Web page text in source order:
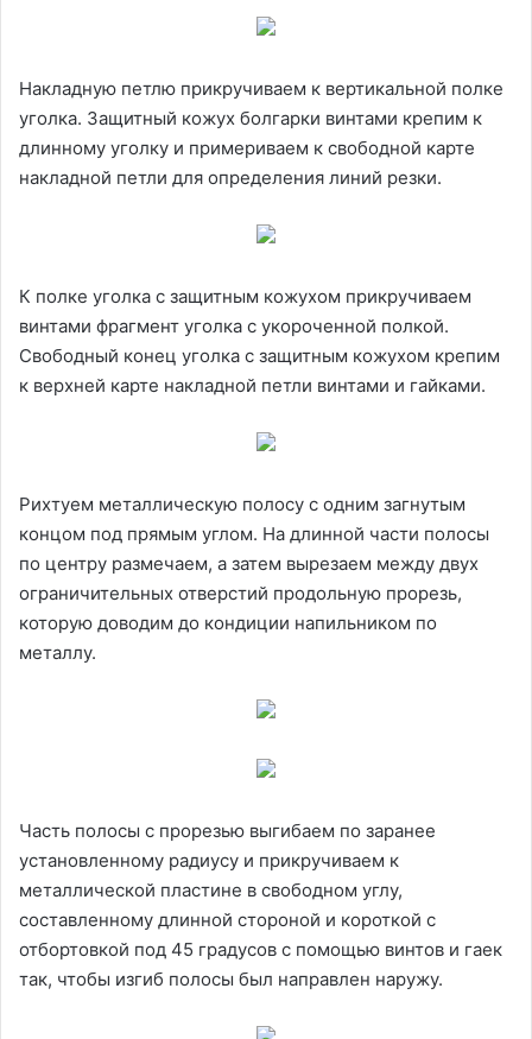
Накладную петлю прикручиваем к вертикальной полке
уголка. Защитный кожух болгарки винтами крепим к
длинному уголку и примериваем к свободной карте
накладной петли для определения линий резки.
К полке уголка с защитным кожухом прикручиваем
винтами фрагмент уголка с укороченной полкой.
Свободный конец уголка с защитным кожухом крепим
к верхней карте накладной петли винтами и гайками.
Рихтуем металлическую полосу с одним загнутым
концом под прямым углом. На длинной части полосы
по центру размечаем, а затем вырезаем между двух
ограничительных отверстий продольную прорезь,
которую доводим до кондиции напильником по
металлу.
Часть полосы с прорезью выгибаем по заранее
установленному радиусу и прикручиваем к
металлической пластине в свободном углу,
составленному длинной стороной и короткой с
отбортовкой под 45 градусов с помощью винтов и гаек
так, чтобы изгиб полосы был направлен наружу.